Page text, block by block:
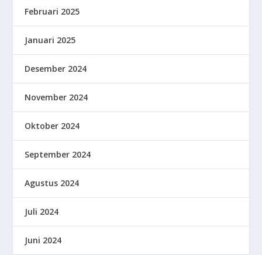
Februari 2025
Januari 2025
Desember 2024
November 2024
Oktober 2024
September 2024
Agustus 2024
Juli 2024
Juni 2024